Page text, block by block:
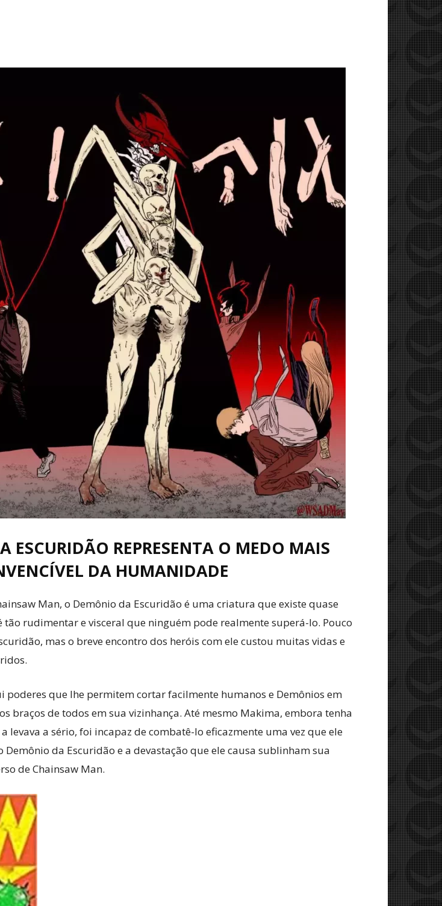
Cultura
Pop!
REPRESENTA O MEDO MAIS
DA HUMANIDADE
Man, o Demônio da Escuridão é uma criatura que existe quase
rudimentar e visceral que ninguém pode realmente superá-lo. Pouco
mas o breve encontro dos heróis com ele custou muitas vidas e
que lhe permitem cortar facilmente humanos e Demônios em
braços de todos em sua vizinhança. Até mesmo Makima, embora tenha
a sério, foi incapaz de combatê-lo eficazmente uma vez que ele
da Escuridão e a devastação que ele causa sublinham sua
de Chainsaw Man.